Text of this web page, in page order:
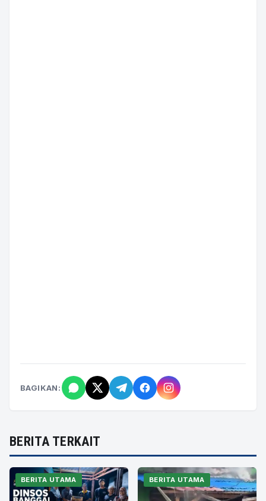
BAGIKAN:
BERITA TERKAIT
BERITA UTAMA BERITA UTAMA